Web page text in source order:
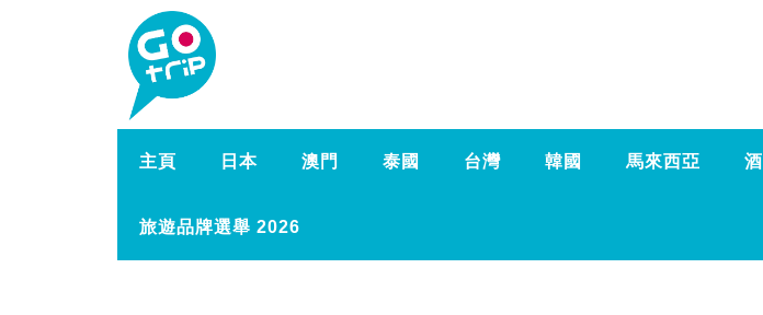
主頁 日本 澳門 泰國 台灣 韓國 馬來西亞
旅遊品牌選舉 2026